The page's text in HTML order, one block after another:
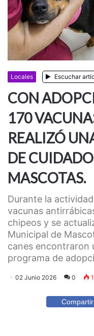
Locales Escuchar
CON
170
REALIZÓ
DE
MASCOTAS.
Durante la
vacunas
chipeos y se
Municipal de
canes encontraron
programa de
02 Junio 2026 0
Compartir